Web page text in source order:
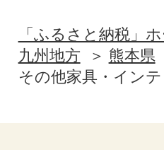
「ふるさと納税」
九州地方
熊本県
その他家具・イン